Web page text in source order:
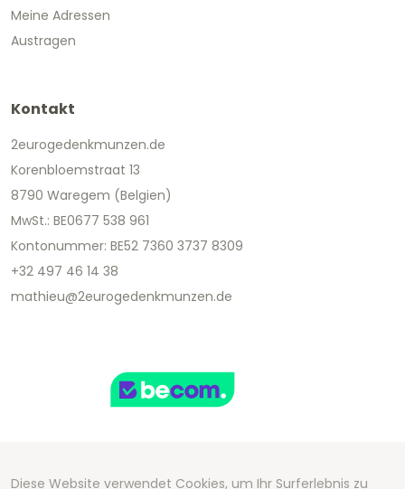
Meine Adressen
Austragen
Kontakt
2eurogedenkmunzen.de
Korenbloemstraat 13
8790 Waregem (Belgien)
MwSt.: BE0677 538 961
Kontonummer: BE52 7360 3737 8309
+32 497 46 14 38
mathieu@2eurogedenkmunzen.de
Diese Website verwendet Cookies, um Ihr Surferlebnis zu